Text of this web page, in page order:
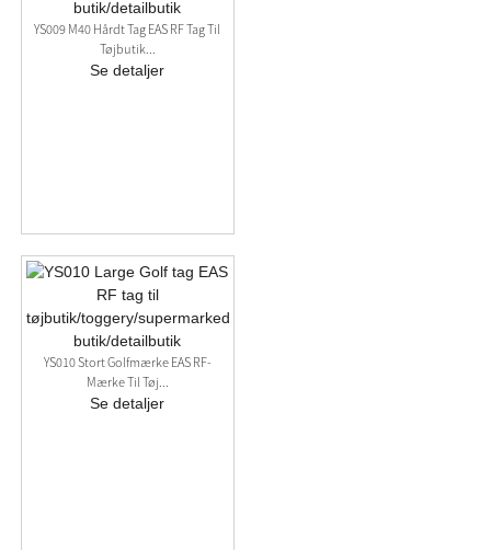
YS009 M40 Hårdt Tag EAS RF Tag Til
Tøjbutik...
Se detaljer
YS010 Stort Golfmærke EAS RF-
Mærke Til Tøj...
Se detaljer